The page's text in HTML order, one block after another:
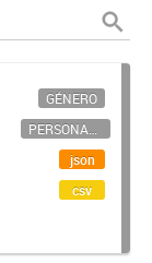
GÉNERO
PERSONAL CIENTÍFICO-TECNOLÓGICO
json
csv